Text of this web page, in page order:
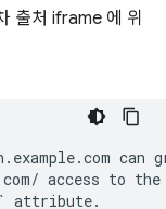
출처 iframe 에 위
can
access to
attribute.